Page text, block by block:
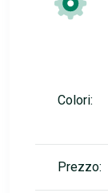
Colori:
Prezzo: